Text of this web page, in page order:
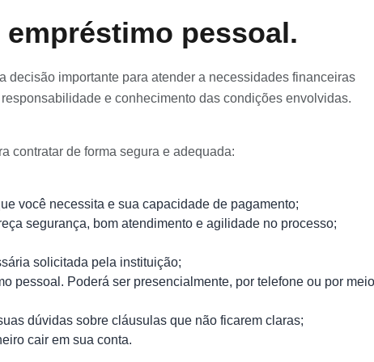
pessoal.
decisão importante para atender a necessidades financeiras
e conhecimento das condições envolvidas.
contratar de forma segura e adequada:
você necessita e sua capacidade de pagamento;
segurança, bom atendimento e agilidade no processo;
solicitada pela instituição;
pessoal. Poderá ser presencialmente, por telefone ou por
dúvidas sobre cláusulas que não ficarem claras;
cair em sua conta.